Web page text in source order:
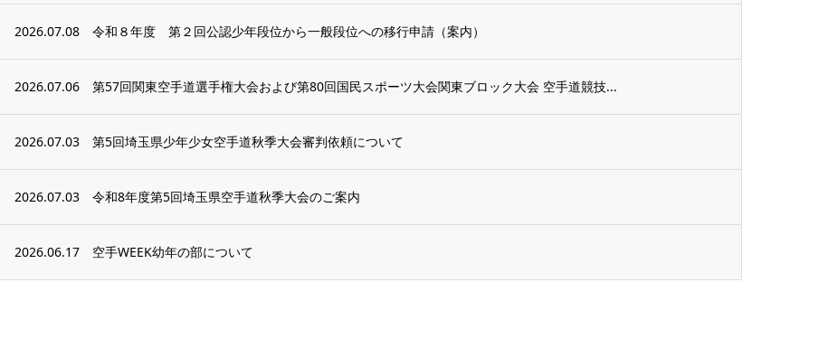
2026.07.08 令和８年度 第２回公認少年段位から一般段位への移行申請（案内）
2026.07.06 第57回関東空手道選手権大会および第80回国民スポーツ大会関東ブロック大会 空手道競技...
2026.07.03 第5回埼玉県少年少女空手道秋季大会審判依頼について
2026.07.03 令和8年度第5回埼玉県空手道秋季大会のご案内
2026.06.17 空手WEEK幼年の部について